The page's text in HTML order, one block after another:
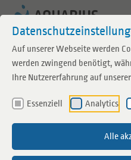
Auf unserer Webseite werden
werden zwingend benötigt,
Ihre Nutzererfahrung auf
Essenziell Analytics
Alle
Zum Inhalt springen
Saunaevent
Familiensauna
12.09.2026